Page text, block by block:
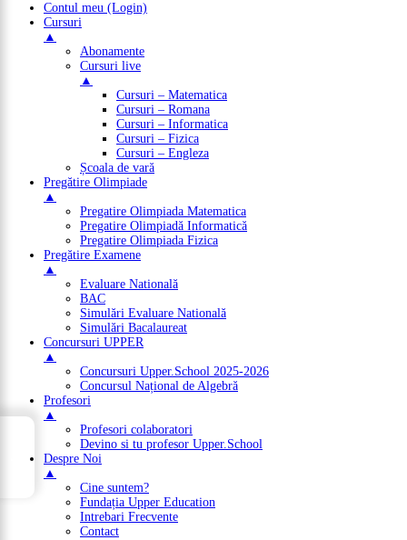
Contul meu (Login)
Cursuri
▲
Abonamente
Cursuri live
▲
Cursuri – Matematica
Cursuri – Romana
Cursuri – Informatica
Cursuri – Fizica
Cursuri – Engleza
Școala de vară
Pregătire Olimpiade
▲
Pregatire Olimpiada Matematica
Pregatire Olimpiadă Informatică
Pregatire Olimpiada Fizica
Pregătire Examene
▲
Evaluare Natională
BAC
Simulări Evaluare Natională
Simulări Bacalaureat
Concursuri UPPER
▲
Concursuri Upper.School 2025-2026
Concursul Național de Algebră
Profesori
▲
Profesori colaboratori
Devino si tu profesor Upper.School
Despre Noi
▲
Cine suntem?
Fundația Upper Education
Intrebari Frecvente
Contact